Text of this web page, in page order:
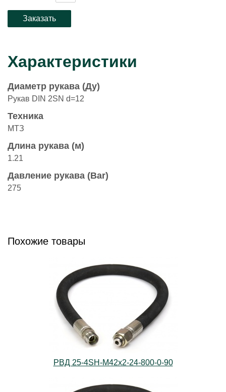
Характеристики
Диаметр рукава (Ду)
Рукав DIN 2SN d=12
Техника
МТЗ
Длина рукава (м)
1.21
Давление рукава (Bar)
275
Похожие товары
РВД 25-4SН-М42х2-24-800-0-90